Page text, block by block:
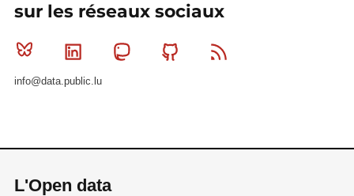
sur les réseaux sociaux
Bluesky Linkedin MastodonGithub
info@data.public.lu
L'Open data